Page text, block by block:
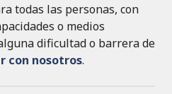
todas las personas, con
o medios
dificultad o barrera de
con nosotros.